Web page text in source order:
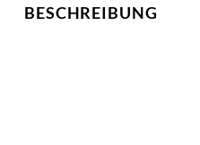
BESCHREIBUNG